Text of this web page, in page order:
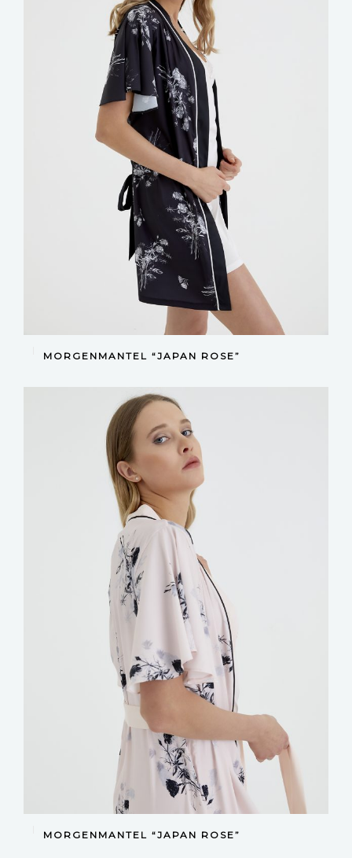
MORGENMANTEL “JAPAN ROSE”
MORGENMANTEL “JAPAN ROSE”